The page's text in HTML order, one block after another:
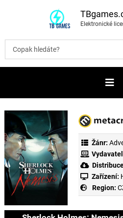
t
b
Elektronické
Žánr:
Zařízení:
Region: